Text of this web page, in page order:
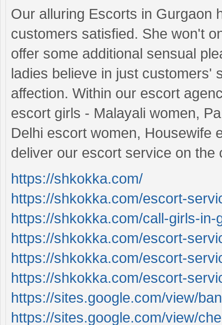
Our alluring Escorts in Gurgaon
customers satisfied. She won't
offer some additional sensual
ladies believe in just customers'
affection. Within our escort
escort girls - Malayali women,
Delhi escort women, Housewife
deliver our escort service on the
https://shkokka.com/
https://shkokka.com/escort-
https://shkokka.com/call-girls-in-
https://shkokka.com/escort-
https://shkokka.com/escort-
https://shkokka.com/escort-
https://sites.google.com/view/
https://sites.google.com/view/